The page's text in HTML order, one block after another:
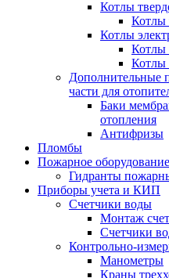
Котлы
Котлы
Котлы
Котлы
Котлы
Дополнительные
части для
Баки
отопления
Антифризы
Пломбы
Пожарное оборудование
Гидранты
Приборы учета и КИП
Счетчики воды
Монтаж
Счетчики
Контрольно-
Манометры
Краны